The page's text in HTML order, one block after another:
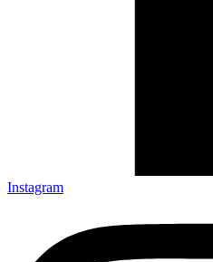
Instagram